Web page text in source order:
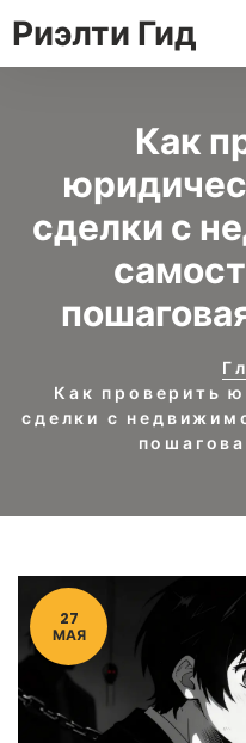
Риэлти Гид
Как
сделки с
Как проверить
сделки с
27
МАЯ